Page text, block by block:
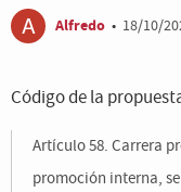
Alfredo • 18/10/
Código de la
Artículo 58. Carrera
promoción interna,